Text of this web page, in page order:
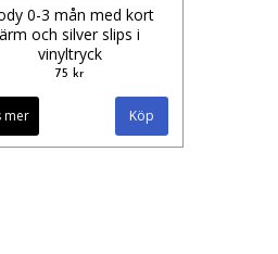
0-3 mån med kort
ärm och silver slips i
vinyltryck
75 kr
mer Köp